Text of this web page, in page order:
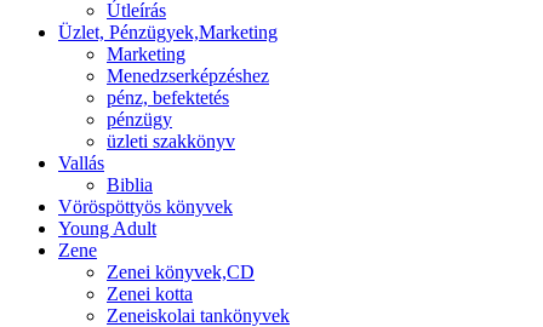
Útleírás
Üzlet, Pénzügyek,Marketing
Marketing
Menedzserképzéshez
pénz, befektetés
pénzügy
üzleti szakkönyv
Vallás
Biblia
Vöröspöttyös könyvek
Young Adult
Zene
Zenei könyvek,CD
Zenei kotta
Zeneiskolai tankönyvek